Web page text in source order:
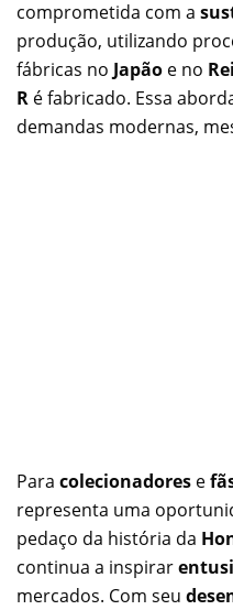
comprometida com a
produção, utilizando
fábricas no Japão e no
R é fabricado. Essa
demandas modernas,
Para colecionadores e
representa uma
pedaço da história da
continua a inspirar
mercados. Com seu